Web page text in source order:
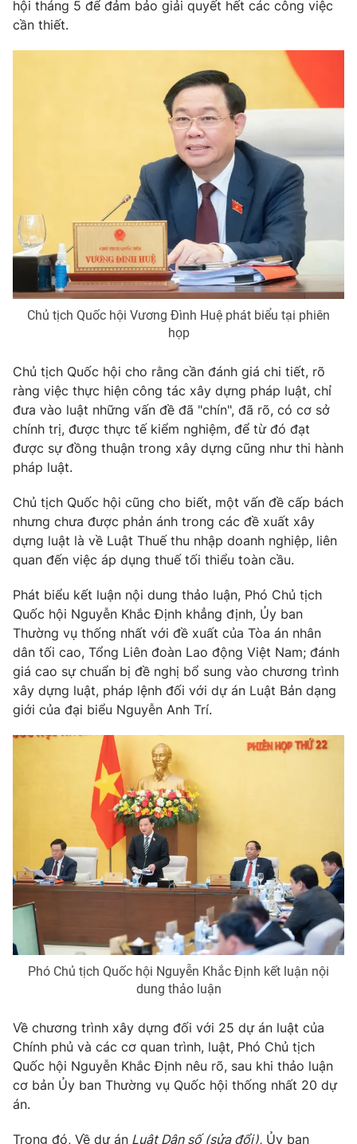
hội tháng 5 để đảm bảo giải quyết hết các công việc
cần thiết.
Chủ tịch Quốc hội Vương Đình Huệ phát biểu tại phiên
họp
Chủ tịch Quốc hội cho rằng cần đánh giá chi tiết, rõ
ràng việc thực hiện công tác xây dựng pháp luật, chỉ
đưa vào luật những vấn đề đã "chín", đã rõ, có cơ sở
chính trị, được thực tế kiểm nghiệm, để từ đó đạt
được sự đồng thuận trong xây dựng cũng như thi hành
pháp luật.
Chủ tịch Quốc hội cũng cho biết, một vấn đề cấp bách
nhưng chưa được phản ánh trong các đề xuất xây
dựng luật là về Luật Thuế thu nhập doanh nghiệp, liên
quan đến việc áp dụng thuế tối thiểu toàn cầu.
Phát biểu kết luận nội dung thảo luận, Phó Chủ tịch
Quốc hội Nguyễn Khắc Định khẳng định, Ủy ban
Thường vụ thống nhất với đề xuất của Tòa án nhân
dân tối cao, Tổng Liên đoàn Lao động Việt Nam; đánh
giá cao sự chuẩn bị đề nghị bổ sung vào chương trình
xây dựng luật, pháp lệnh đối với dự án Luật Bản dạng
giới của đại biểu Nguyễn Anh Trí.
Phó Chủ tịch Quốc hội Nguyễn Khắc Định kết luận nội
dung thảo luận
Về chương trình xây dựng đối với 25 dự án luật của
Chính phủ và các cơ quan trình, luật, Phó Chủ tịch
Quốc hội Nguyễn Khắc Định nêu rõ, sau khi thảo luận
cơ bản Ủy ban Thường vụ Quốc hội thống nhất 20 dự
án.
Trong đó, Về dự án Luật Dân số (sửa đổi), Ủy ban